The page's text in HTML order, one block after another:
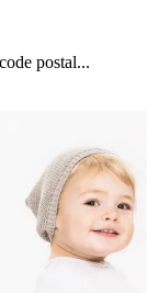
postal...